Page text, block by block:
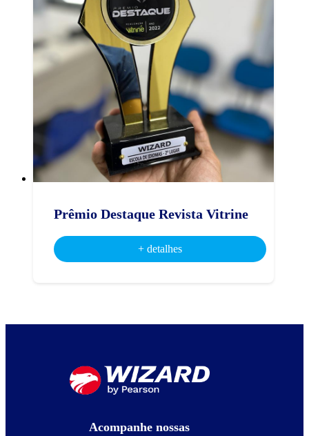
Prêmio Destaque Revista Vitrine
+ detalhes
Acompanhe nossas